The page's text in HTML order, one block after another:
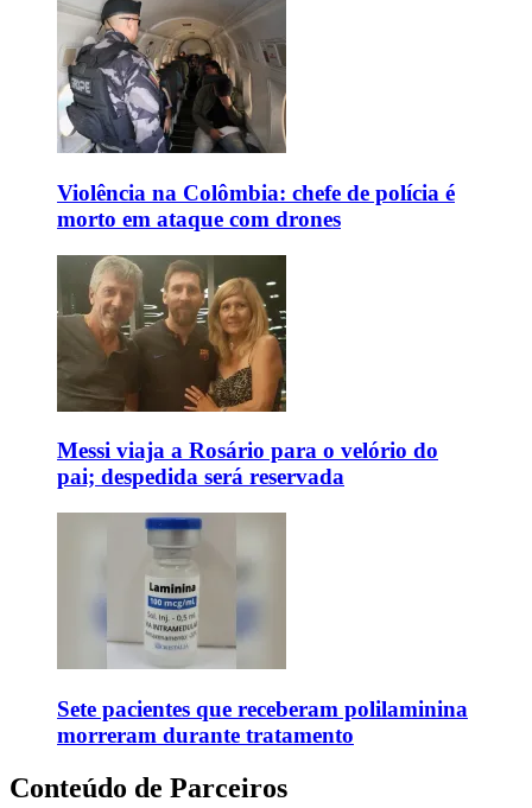
Violência na Colômbia: chefe de polícia é
morto em ataque com drones
Messi viaja a Rosário para o velório do
pai; despedida será reservada
Sete pacientes que receberam polilaminina
morreram durante tratamento
Conteúdo de Parceiros